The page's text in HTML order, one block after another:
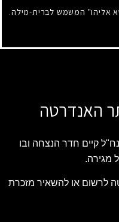
אליהו" המשמש לברית-מילה.
האנדרטה
קיים חדר הנצחה ובו
מגירה.
לרשום או להשאיר מזכרת